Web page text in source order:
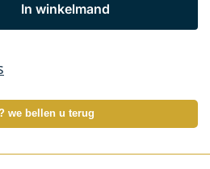
In winkelmand
we bellen u terug